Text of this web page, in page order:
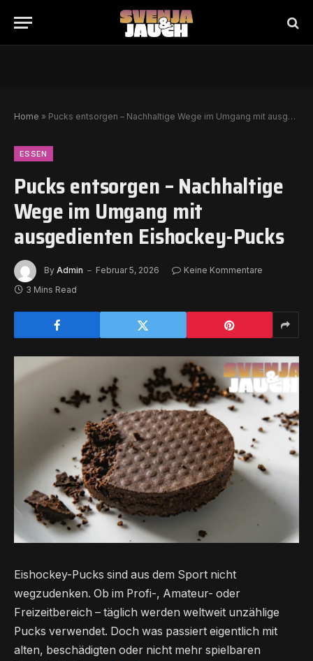
Home » Pucks entsorgen – Nachhaltige Wege im Umgang mit ausgedienten Eishockey-Pucks
ESSEN
Pucks entsorgen – Nachhaltige
Wege im Umgang mit
ausgedienten Eishockey-Pucks
By Admin Februar 5, 2026
Keine Kommentare
3 Mins Read
Eishockey-Pucks sind aus dem Sport nicht
wegzudenken. Ob im Profi-, Amateur- oder
Freizeitbereich – täglich werden weltweit unzählige
Pucks verwendet. Doch was passiert eigentlich mit
alten, beschädigten oder nicht mehr spielbaren